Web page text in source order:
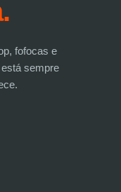
fofocas e
sempre